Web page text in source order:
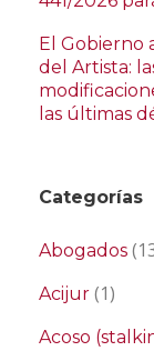
El Gobierno
del Artista:
las últimas
Categorías
Abogados
Acijur (1)
Acoso